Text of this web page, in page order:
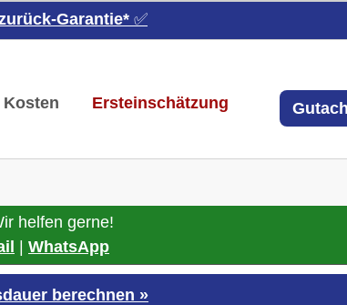
Garantie* ✅
Kosten Ersteinschätzung
helfen gerne!
WhatsApp
berechnen »